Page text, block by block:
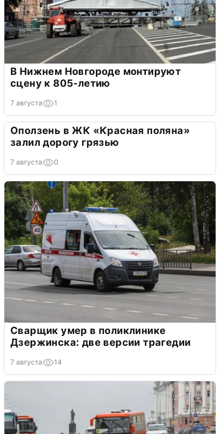
В Нижнем Новгороде монтируют
сцену к 805-летию
7 августа 1
Оползень в ЖК «Красная поляна»
залил дорогу грязью
7 августа 0
Сварщик умер в поликлинике
Дзержинска: две версии трагедии
7 августа 14